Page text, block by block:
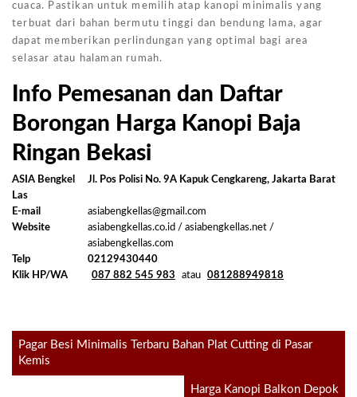
cuaca. Pastikan untuk memilih atap kanopi minimalis yang
terbuat dari bahan bermutu tinggi dan bendung lama, agar
dapat memberikan perlindungan yang optimal bagi area
selasar atau halaman rumah.
Info Pemesanan dan Daftar
Borongan Harga Kanopi Baja
Ringan Bekasi
ASIA Bengkel
Las
Jl. Pos Polisi No. 9A Kapuk Cengkareng, Jakarta Barat
E-mail
asiabengkellas@gmail.com
Website
asiabengkellas.co.id / asiabengkellas.net /
asiabengkellas.com
Telp
02129430440
Klik HP/WA
087 882 545 983 atau 081288949818
Post
navigation
Pagar Besi Minimalis Terbaru Bahan Plat Cutting di Pasar
Kemis
Harga Kanopi Balkon Depok